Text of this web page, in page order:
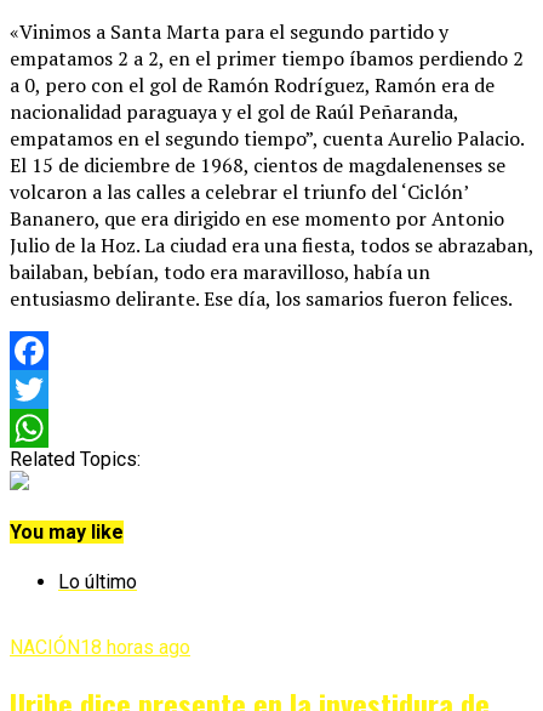
«Vinimos a Santa Marta para el segundo partido y
empatamos 2 a 2, en el primer tiempo íbamos perdiendo 2
a 0, pero con el gol de Ramón Rodríguez, Ramón era de
nacionalidad paraguaya y el gol de Raúl Peñaranda,
empatamos en el segundo tiempo”, cuenta Aurelio Palacio.
El 15 de diciembre de 1968, cientos de magdalenenses se
volcaron a las calles a celebrar el triunfo del ‘Ciclón’
Bananero, que era dirigido en ese momento por Antonio
Julio de la Hoz. La ciudad era una fiesta, todos se abrazaban,
bailaban, bebían, todo era maravilloso, había un
entusiasmo delirante. Ese día, los samarios fueron felices.
Facebook
Twitter
WhatsApp
Related Topics:
You may like
Lo último
NACIÓN18 horas ago